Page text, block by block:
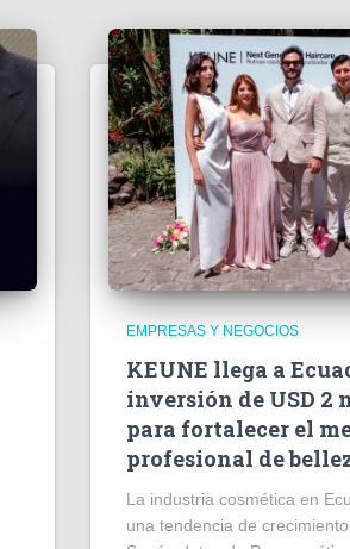
EMPRESAS Y NEGOCIOS
KEUNE llega a
inversión de USD 2
para fortalecer el
profesional de
La industria cosmética en
una tendencia de crecimiento